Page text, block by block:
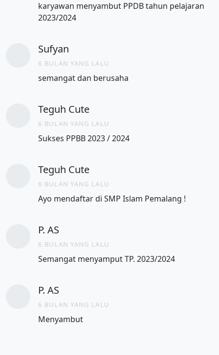
karyawan menyambut PPDB tahun pelajaran
2023/2024
Sufyan
6 BULAN YANG LALU
semangat dan berusaha
Teguh Cute
6 BULAN YANG LALU
Sukses PPBB 2023 / 2024
Teguh Cute
6 BULAN YANG LALU
Ayo mendaftar di SMP Islam Pemalang !
P. AS
6 BULAN YANG LALU
Semangat menyamput TP. 2023/2024
P. AS
6 BULAN YANG LALU
Menyambut